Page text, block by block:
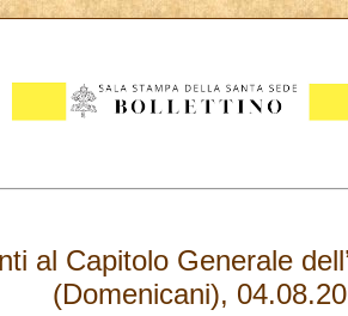
al Capitolo Generale
(Domenicani),